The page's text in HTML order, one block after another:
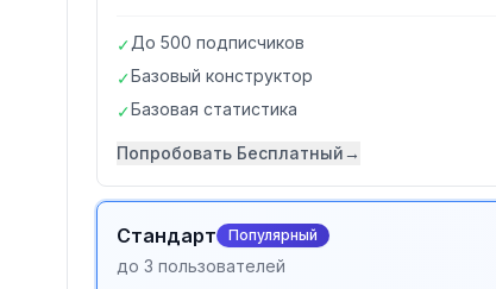
✓До 500 подписчиков
✓Базовый конструктор
✓Базовая статистика
Попробовать Бесплатный→
Стандарт Популярный
до 3 пользователей